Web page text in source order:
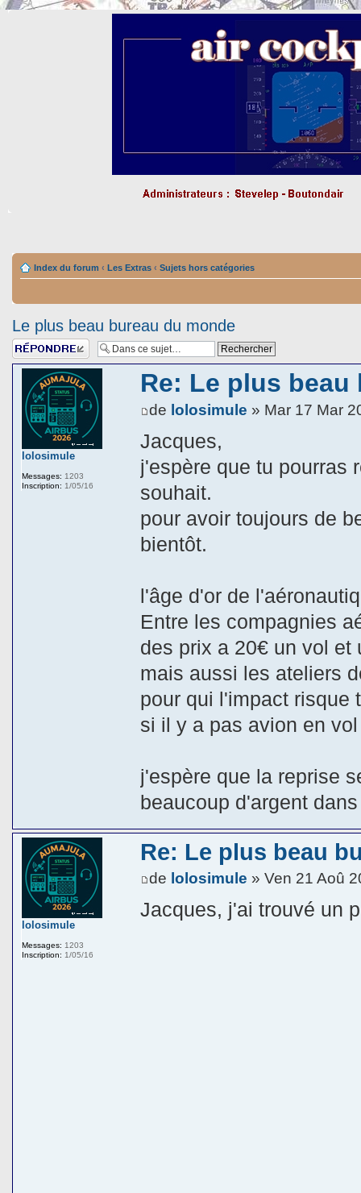
Index du forum ‹ Les Extras ‹ Sujets hors catégories
Le plus beau bureau du monde
Répondre
Re: Le plus
de lolosimule » Mar 17 Mar
Jacques,
j'espère que tu pourras
souhait.
pour avoir toujours de
bientôt.
l'âge d'or de
Entre les compagnies
des prix a 20€ un vol et
mais aussi les ateliers
pour qui l'impact risque
si il y a pas avion en
j'espère que la reprise
beaucoup d'argent
lolosimule
Messages: 1203
Inscription: 1/05/16
Re: Le plus beau
de lolosimule » Ven 21 Aoû
Jacques, j'ai trouvé un
lolosimule
Messages: 1203
Inscription: 1/05/16